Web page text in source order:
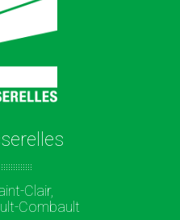
Clair,
Combault